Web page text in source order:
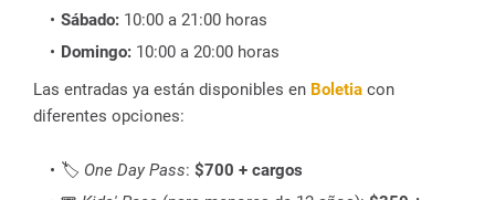
Sábado: 10:00 a 21:00 horas
Domingo: 10:00 a 20:00 horas
Las entradas ya están disponibles en Boletia con
diferentes opciones:
🏷️ One Day Pass: $700 + cargos